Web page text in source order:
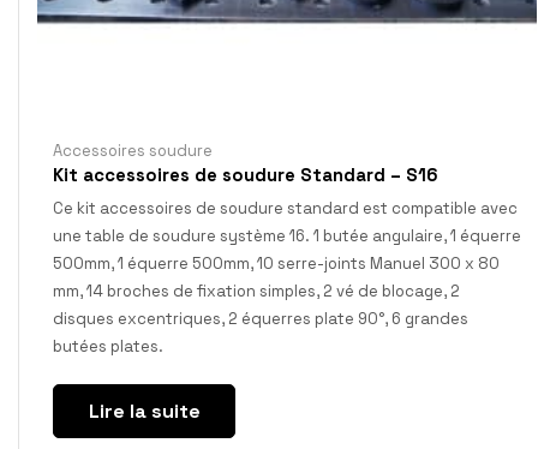
Accessoires soudure
Kit accessoires de soudure Standard – S16
Ce kit accessoires de soudure standard est compatible avec
une table de soudure système 16. 1 butée angulaire, 1 équerre
500mm, 1 équerre 500mm, 10 serre-joints Manuel 300 x 80
mm, 14 broches de fixation simples, 2 vé de blocage, 2
disques excentriques, 2 équerres plate 90°, 6 grandes
butées plates.
Lire la suite